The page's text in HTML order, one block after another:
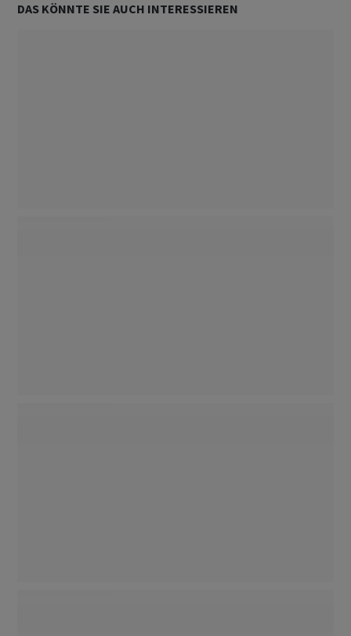
DAS KÖNNTE SIE AUCH INTERESSIEREN